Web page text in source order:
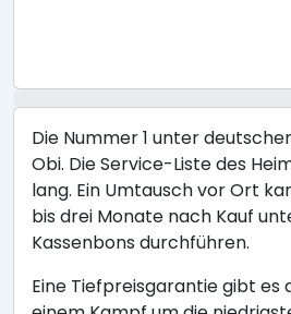
Die Nummer 1 unter
Obi. Die Service-Liste des
lang. Ein Umtausch vor Ort
bis drei Monate nach Kauf
Kassenbons durchführen.
Eine Tiefpreisgarantie gibt es